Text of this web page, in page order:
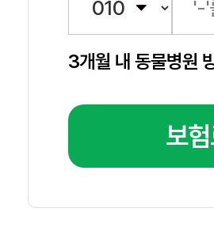
3개월 내 동물병원
보